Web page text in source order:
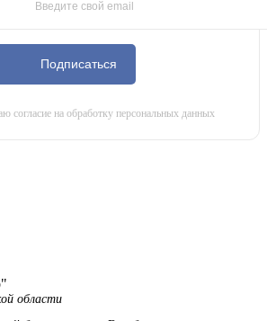
Подписаться
согласие на обработку персональных данных
области